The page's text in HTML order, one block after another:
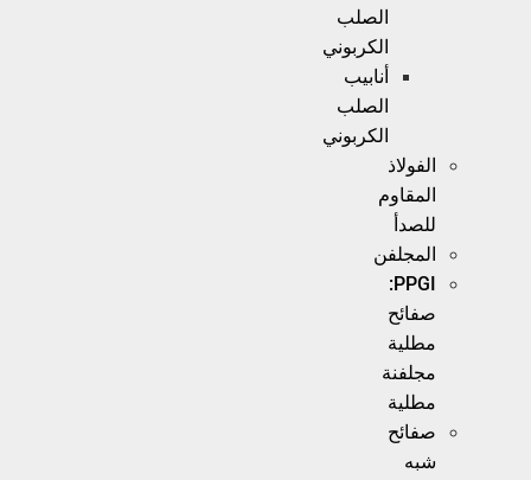
الصلب
الكربوني
أنابيب
الصلب
الكربوني
الفولاذ
المقاوم
للصدأ
المجلفن
PPGI:
صفائح
مطلية
مجلفنة
مطلية
صفائح
شبه